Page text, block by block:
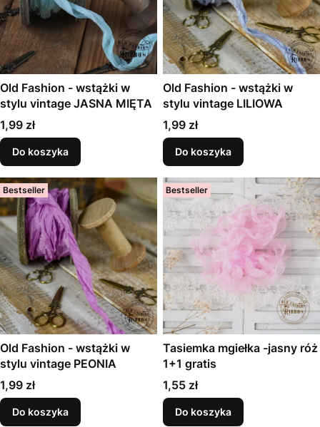
Old Fashion - wstążki w
stylu vintage JASNA MIĘTA
Cena
1,99 zł
Do koszyka
Old Fashion - wstążki w
stylu vintage LILIOWA
Cena
1,99 zł
Do koszyka
Bestseller
Old Fashion - wstążki w
stylu vintage PEONIA
Cena
1,99 zł
Do koszyka
Bestseller
Tasiemka mgiełka -jasny róż
1+1 gratis
Cena
1,55 zł
Do koszyka